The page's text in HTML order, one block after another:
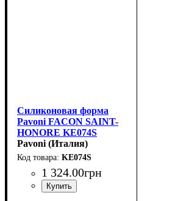
Силиконовая форма
Pavoni FACON SAINT-
HONORE KE074S
(d180мм,h56мм,1000мл)
Pavoni (Италия)
KE074S
1 324.00грн